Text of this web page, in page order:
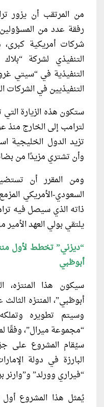
من المرتقب أن يزور
رفقة عدد من
شركات أمريكية
التنفيذي لشركة
التنفيذية في “سيتي
التنفيذيين في الشركات
ستكون هذه الزيارة
لترامب إلى الخارج منذ
تزيد الدول الخليجية
وأن تشتري مزيدًا من
ومن المقرر أن
ذاته الذي سيصل فيه
يلتقي بولي العهد
“ديزني” تخطط لأول
أبوظبي
سيكون هذا المنتزه،
أبوظبي”، المنتزه
وسيتم تطويره
“مجموعة ميرال”، وفقًا
سيُقام المشروع على
البارزة في دولة
“فيراري وورلد”
يُمثل هذا المشروع